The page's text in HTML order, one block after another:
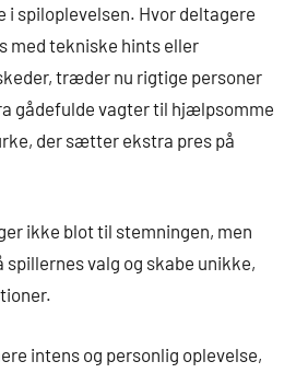
i spiloplevelsen. Hvor deltagere
med tekniske hints eller
træder nu rigtige personer
gådefulde vagter til hjælpsomme
der sætter ekstra pres på
ikke blot til stemningen, men
spillernes valg og skabe unikke,
intens og personlig oplevelse,